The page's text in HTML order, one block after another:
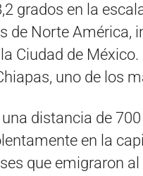
grados en la
de Norte América,
Ciudad de
uno de los
distancia de
en la
que emigraron